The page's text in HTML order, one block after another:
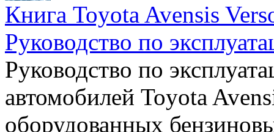
Книга Toyota Avensis
Руководство по
Руководство по
автомобилей Toyota
оборудованных